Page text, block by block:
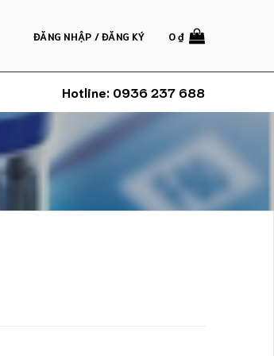
ĐĂNG NHẬP / ĐĂNG KÝ 0₫
Hotline: 0936 237 688